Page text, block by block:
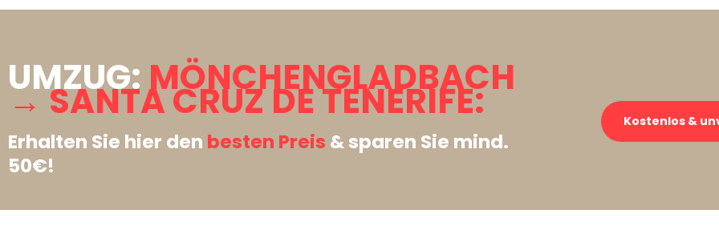
UMZUG: MÖNCHENGLADBACH
→ SANTA CRUZ DE TENERIFE:
Erhalten Sie hier den besten Preis & sparen Sie mind.
50€!
Kostenlos &